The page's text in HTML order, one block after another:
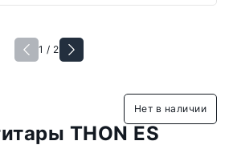
1 / 2
Нет в наличии
THON ES